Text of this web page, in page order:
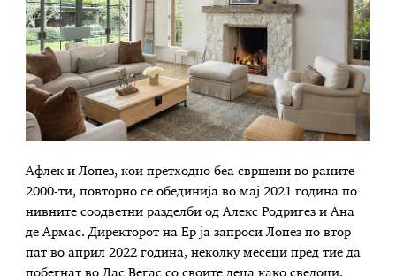
Афлек и Лопез, кои претходно беа свршени во раните
2000-ти, повторно се обединија во мај 2021 година по
нивните соодветни разделби од Алекс Родригез и Ана
де Армас. Директорот на Ер ја запроси Лопез по втор
пат во април 2022 година, неколку месеци пред тие да